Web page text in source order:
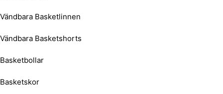
Vändbara Basketlinnen
Vändbara Basketshorts
Basketbollar
Basketskor